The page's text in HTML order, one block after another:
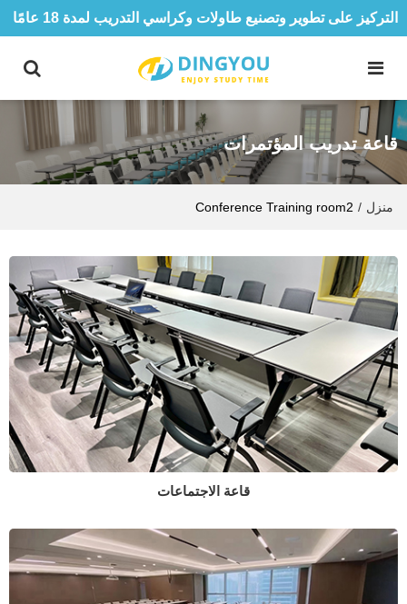
التركيز على تطوير وتصنيع طاولات وكراسي التدريب لمدة 18 عامًا
قاعة تدريب المؤتمرات
منزل /
Conference Training room2
قاعة الاجتماعات